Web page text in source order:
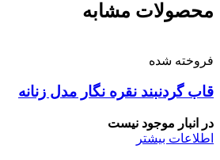
محصولات مشابه
فروخته شده
قاب گردنبند نقره نگار مدل زنانه
در انبار موجود نیست
اطلاعات بیشتر